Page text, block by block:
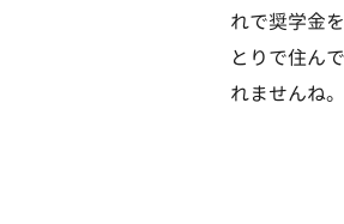
れで奨学金
とりで住ん
れませんね。